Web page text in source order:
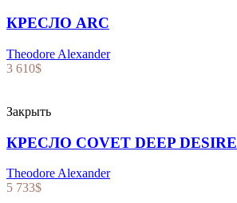
КРЕСЛО ARC
Theodore Alexander
3 610$
Закрыть
КРЕСЛО COVET DEEP DESIRE
Theodore Alexander
5 733$